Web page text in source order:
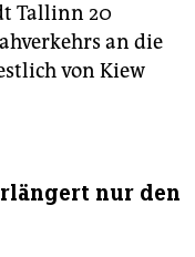
Tallinn 20
an die
von Kiew
nur den